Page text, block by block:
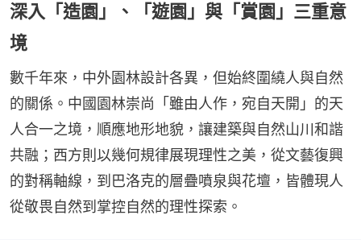
深入「造園」、「遊園」與「賞園」三重意
境
數千年來，中外園林設計各異，但始終圍繞人與自然
的關係。中國園林崇尚「雖由人作，宛自天開」的天
人合一之境，順應地形地貌，讓建築與自然山川和諧
共融；西方則以幾何規律展現理性之美，從文藝復興
的對稱軸線，到巴洛克的層疊噴泉與花壇，皆體現人
從敬畏自然到掌控自然的理性探索。